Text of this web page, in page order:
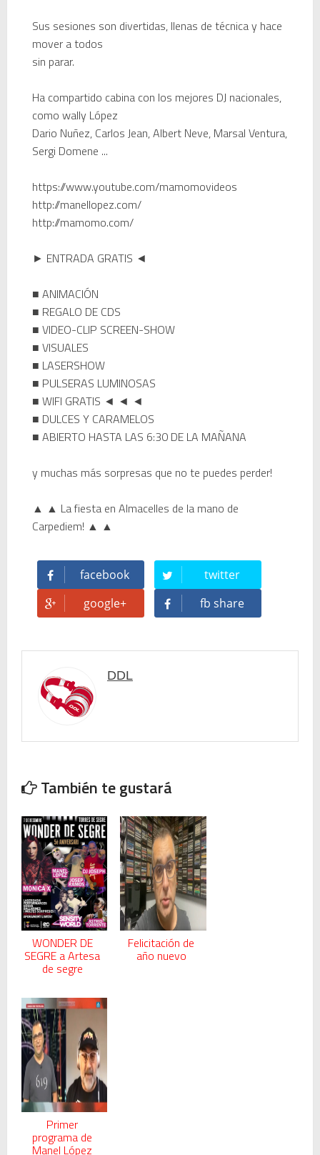
Sus sesiones son divertidas, llenas de técnica y hace
mover a todos
sin parar.
Ha compartido cabina con los mejores DJ nacionales,
como wally López
Dario Nuñez, Carlos Jean,Albert Neve, Marsal Ventura,
Sergi Domene ...
https://www.youtube.com/mamomovideos
http://manellopez.com/
http://mamomo.com/
► ENTRADA GRATIS ◄
■ ANIMACIÓN
■ REGALO DE CDS
■ VIDEO-CLIP SCREEN-SHOW
■ VISUALES
■ LASERSHOW
■ PULSERAS LUMINOSAS
■ WIFI GRATIS ◄ ◄ ◄
■ DULCES Y CARAMELOS
■ ABIERTO HASTA LAS 6:30 DE LA MAÑANA
y muchas más sorpresas que no te puedes perder!
▲ ▲ La fiesta en Almacelles de la mano de
Carpediem! ▲ ▲
facebook
twitter
google+
fb share
DDL
También te gustará
WONDER DE
SEGRE a Artesa
de segre
Felicitación de
año nuevo
Primer
programa de
Manel López